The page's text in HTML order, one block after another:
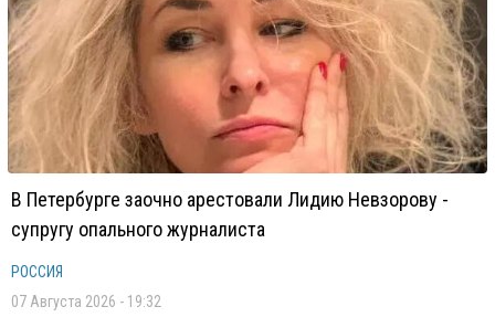
В Петербурге заочно арестовали Лидию Невзорову -
супругу опального журналиста
РОССИЯ
07 Августа 2026 - 19:32